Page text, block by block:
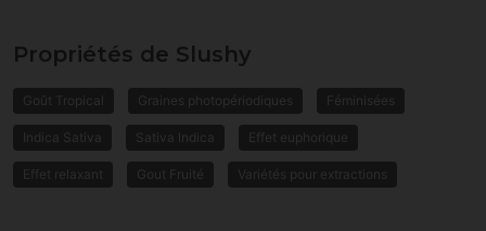
Propriétés de Slushy
Goût Tropical Graines photopériodiques Féminisées
Indica Sativa Sativa Indica Effet euphorique
Effet relaxant Gout Fruité Variétés pour extractions